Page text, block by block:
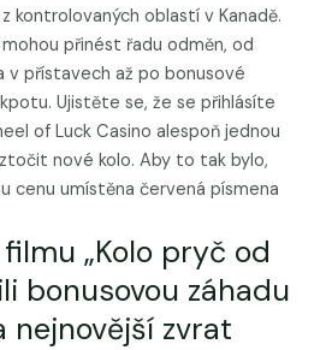
kontrolovaných oblastí v Kanadě.
přinést řadu odměn, od
v přístavech až po bonusové
Ujistěte se, že se přihlásíte
of Luck Casino alespoň jednou
nové kolo. Aby to tak bylo,
cenu umístěna červená písmena
„Kolo pryč od
bonusovou záhadu
nejnovější zvrat